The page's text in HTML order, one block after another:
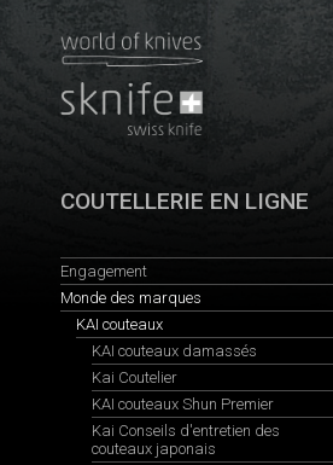
COUTELLERIE EN LIGNE
Engagement
Monde des marques
KAI couteaux
KAI couteaux damassés
Kai Coutelier
KAI couteaux Shun Premier
Kai Conseils d'entretien des
couteaux japonais